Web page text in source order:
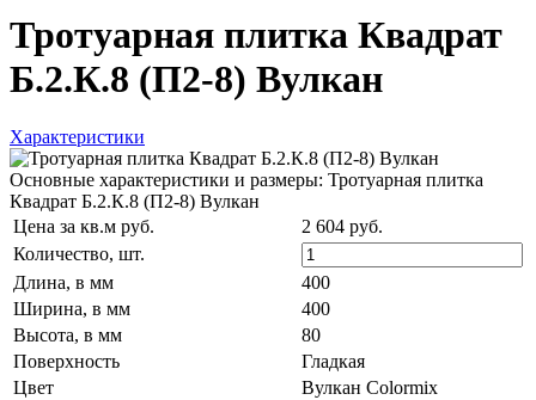
Тротуарная плитка Квадрат
Б.2.К.8 (П2-8) Вулкан
Характеристики
Основные характеристики и размеры: Тротуарная плитка
Квадрат Б.2.К.8 (П2-8) Вулкан
Цена за кв.м руб.
2 604 руб.
Количество, шт.
Длина, в мм
400
Ширина, в мм
400
Высота, в мм
80
Поверхность
Гладкая
Цвет
Вулкан Colormix